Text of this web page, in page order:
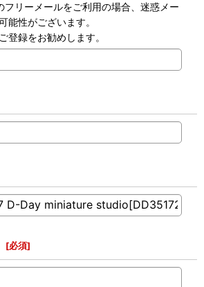
フリーメールをご利用の場合、迷惑メー
能性がございます。
登録をお勧めします。
[必須]